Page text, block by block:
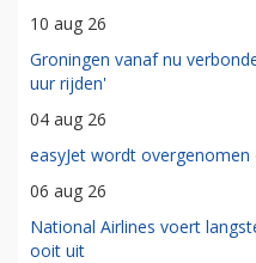
10 aug 26
Groningen vanaf nu
uur rijden'
04 aug 26
easyJet wordt
06 aug 26
National Airlines voert
ooit uit